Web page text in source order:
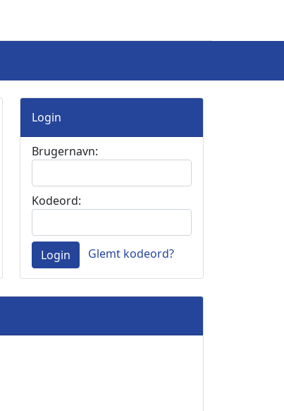
Login
Brugernavn:
Kodeord:
Login Glemt kodeord?